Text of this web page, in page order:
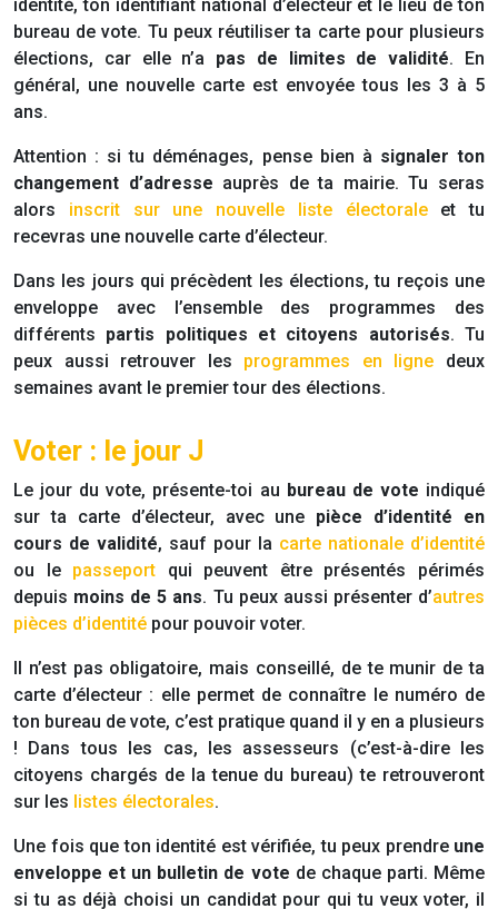
identité, ton identifiant national d’électeur et le lieu de ton
bureau de vote. Tu peux réutiliser ta carte pour plusieurs
élections, car elle n’a pas de limites de validité. En
général, une nouvelle carte est envoyée tous les 3 à 5
ans.
Attention : si tu déménages, pense bien à signaler ton
changement d’adresse auprès de ta mairie. Tu seras
alors inscrit sur une nouvelle liste électoraleet tu
recevras une nouvelle carte d’électeur.
Dans les jours qui précèdent les élections, tu reçois une
enveloppe avec l’ensemble des programmes des
différents partis politiques et citoyens autorisés. Tu
peux aussi retrouver les programmes en ligne deux
semaines avant le premier tour des élections.
Voter : le jour J
Le jour du vote, présente-toi au bureau de vote indiqué
sur ta carte d’électeur, avec une pièce d’identité en
cours de validité, sauf pour la carte nationale d’identité
ou le passeport qui peuvent être présentés périmés
depuis moins de 5 ans. Tu peux aussi présenter d’autres
pièces d’identité pour pouvoir voter.
Il n’est pas obligatoire, mais conseillé, de te munir de ta
carte d’électeur : elle permet de connaître le numéro de
ton bureau de vote, c’est pratique quand il y en a plusieurs
! Dans tous les cas, les assesseurs (c’est-à-dire les
citoyens chargés de la tenue du bureau) te retrouveront
sur les listes électorales.
Une fois que ton identité est vérifiée, tu peux prendre une
enveloppe et un bulletin de vote de chaque parti. Même
si tu as déjà choisi un candidat pour qui tu veux voter, il